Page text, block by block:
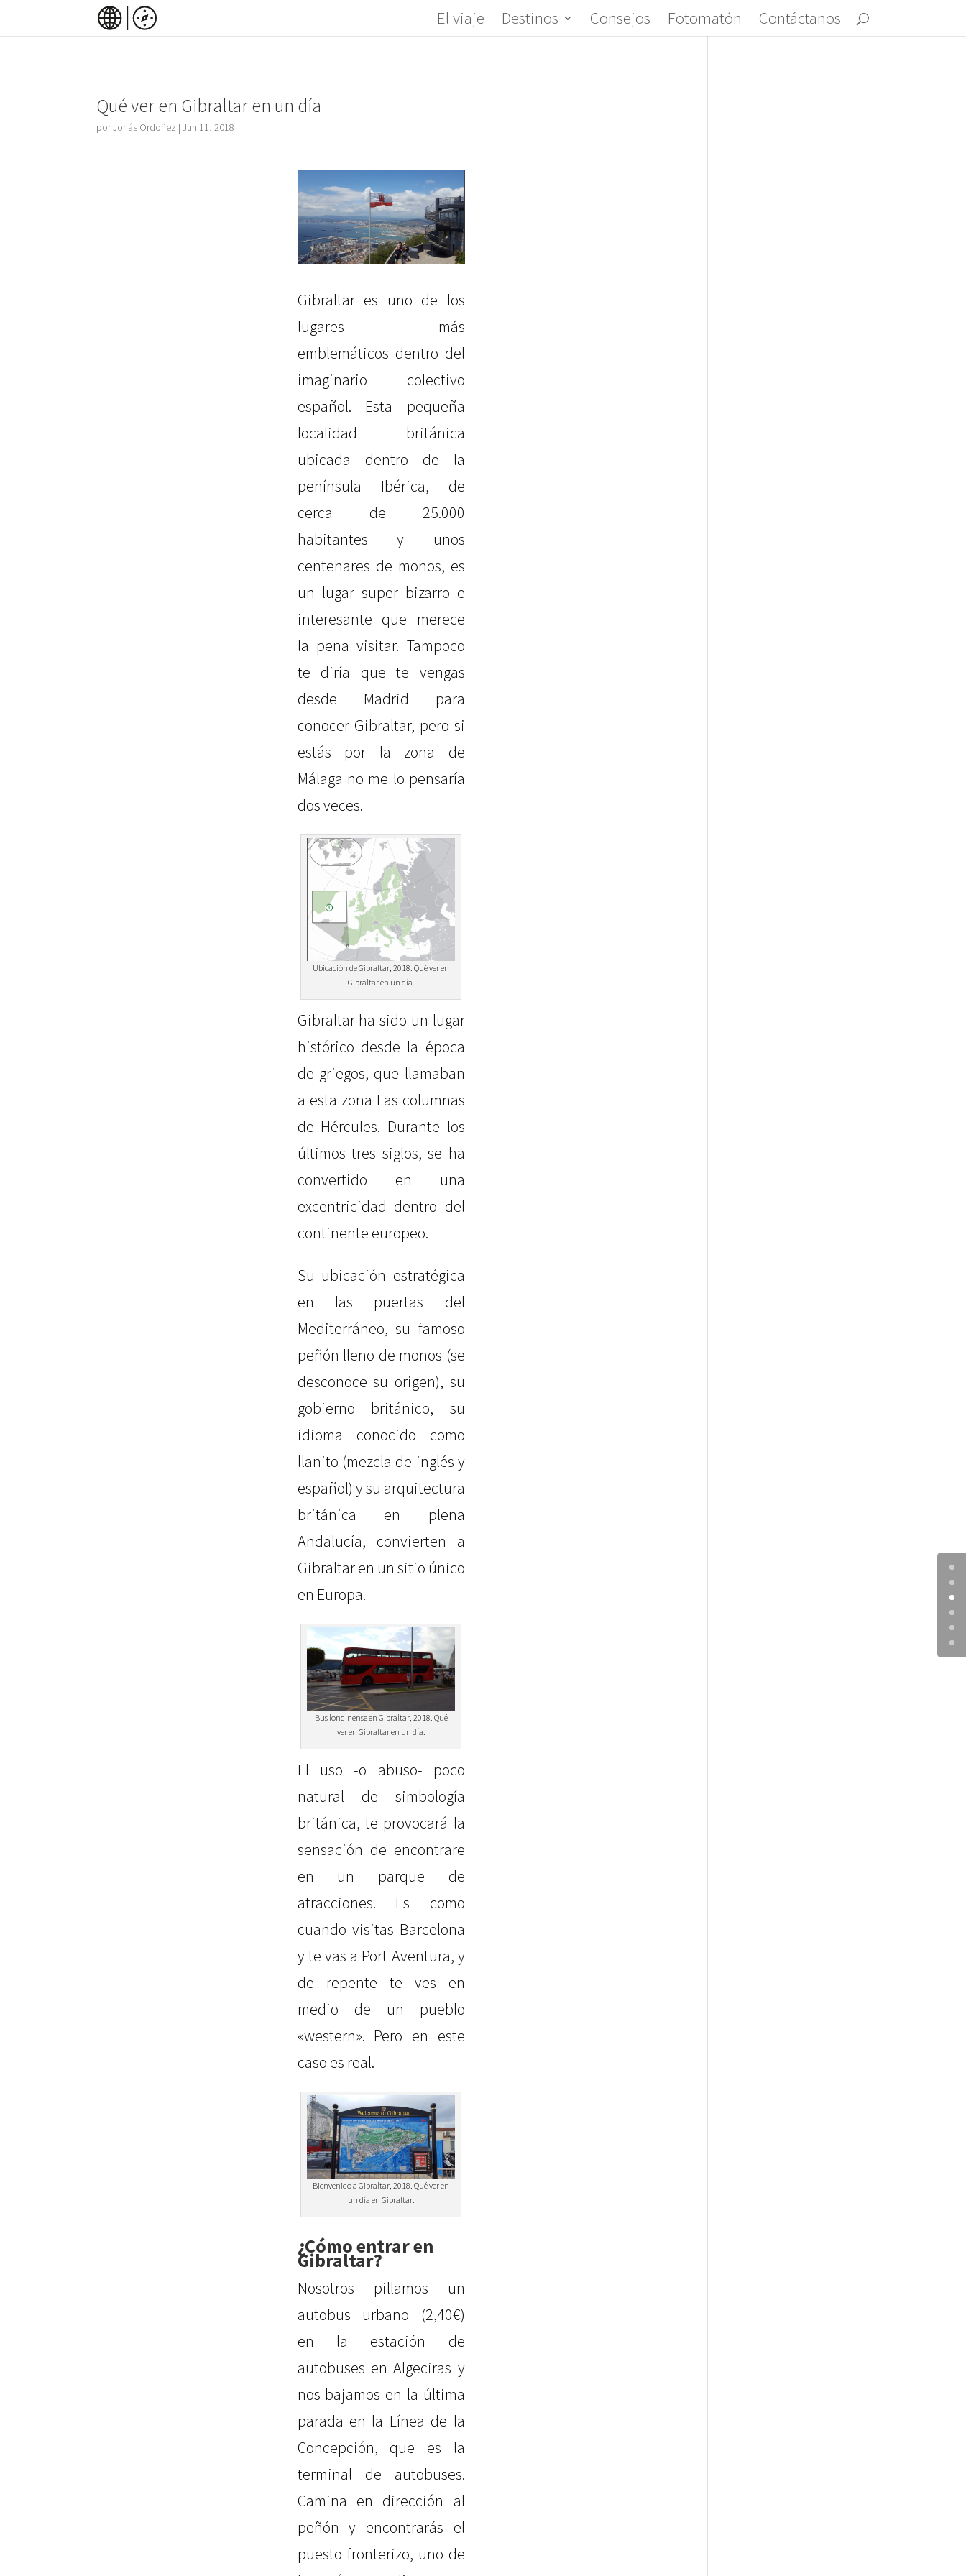
El viaje Destinos Consejos Fotomatón Contáctanos
Qué ver en Gibraltar en un día
porJonás Ordoñez |Jun 11, 2018
Gibraltar es uno de los
lugares más
emblemáticos dentro del
imaginario colectivo
español. Esta pequeña
localidad británica
ubicada dentro de la
península Ibérica, de
cerca de 25.000
habitantes y unos
centenares de monos, es
un lugar super bizarro e
interesante que merece
la pena visitar. Tampoco
te diría que te vengas
desde Madrid para
conocer Gibraltar, pero si
estás por la zona de
Málaga no me lo pensaría
dos veces.
Ubicación de Gibraltar, 2018. Qué ver en
Gibraltar en un día.
Gibraltar ha sido un lugar
histórico desde la época
de griegos, que llamaban
a esta zona Las columnas
de Hércules. Durante los
últimos tres siglos, se ha
convertido en una
excentricidad dentro del
continente europeo.
Su ubicación estratégica
en las puertas del
Mediterráneo, su famoso
peñón lleno de monos (se
desconoce su origen), su
gobierno británico, su
idioma conocido como
llanito (mezcla de inglés y
español) y su arquitectura
británica en plena
Andalucía, convierten a
Gibraltar en un sitio único
en Europa.
Bus londinense en Gibraltar, 2018. Qué
ver en Gibraltar en un día.
El uso -o abuso- poco
natural de simbología
británica, te provocará la
sensación de encontrare
en un parque de
atracciones. Es como
cuando visitas Barcelona
y te vas a Port Aventura, y
de repente te ves en
medio de un pueblo
«western». Pero en este
caso es real.
Bienvenido a Gibraltar, 2018. Qué ver en
un día en Gibraltar.
¿Cómo entrar en
Gibraltar?
Nosotros pillamos un
autobus urbano (2,40€)
en la estación de
autobuses en Algeciras y
nos bajamos en la última
parada en la Línea de la
Concepción, que es la
terminal de autobuses.
Camina en dirección al
peñón y encontrarás el
puesto fronterizo, uno de